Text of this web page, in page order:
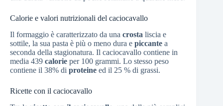
Calorie e valori nutrizionali del caciocavallo
Il formaggio è caratterizzato da una crosta liscia e
sottile, la sua pasta è più o meno dura e piccante a
seconda della stagionatura. Il caciocavallo contiene in
media 439 calorie per 100 grammi. Lo stesso peso
contiene il 38% di proteine ed il 25 % di grassi.
Ricette con il caciocavallo